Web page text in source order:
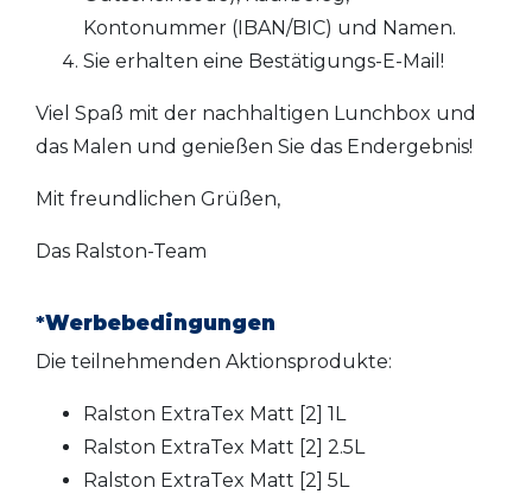
Kontonummer (IBAN/BIC) und Namen.
Sie erhalten eine Bestätigungs-E-Mail!
Viel Spaß mit der nachhaltigen Lunchbox und
das Malen und genießen Sie das Endergebnis!
Mit freundlichen Grüßen,
Das Ralston-Team
*Werbebedingungen
Die teilnehmenden Aktionsprodukte:
Ralston ExtraTex Matt [2] 1L
Ralston ExtraTex Matt [2] 2.5L
Ralston ExtraTex Matt [2] 5L